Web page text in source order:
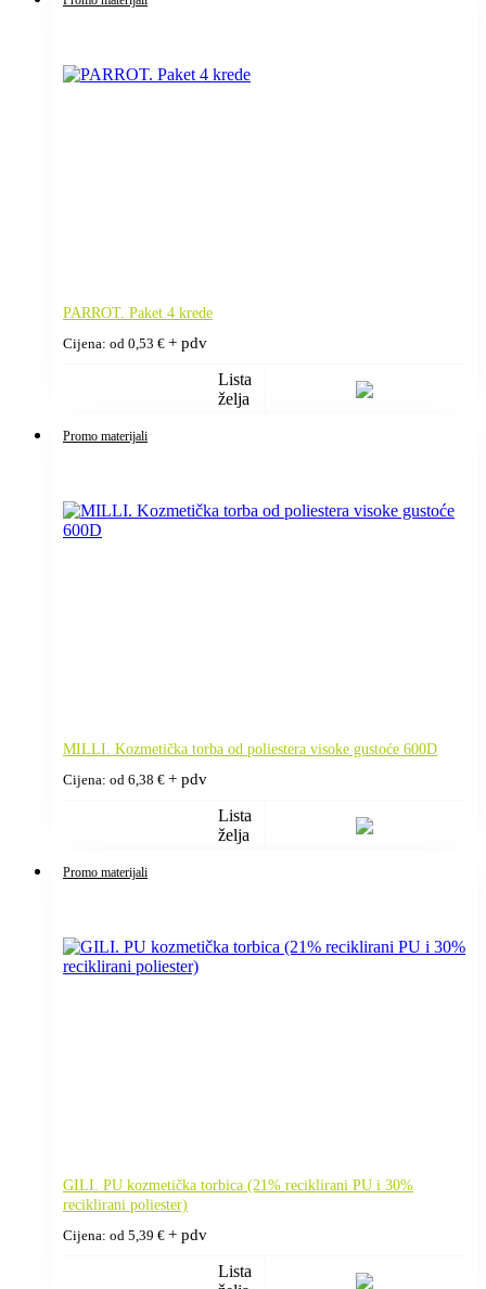
PARROT. Paket 4 krede
Cijena: od 0,53 € + pdv
Lista
želja
Promo materijali
MILLI. Kozmetička torba od poliestera visoke gustoće 600D
Cijena: od 6,38 € + pdv
Lista
želja
Promo materijali
GILI. PU kozmetička torbica (21% reciklirani PU i 30%
reciklirani poliester)
Cijena: od 5,39 € + pdv
Lista